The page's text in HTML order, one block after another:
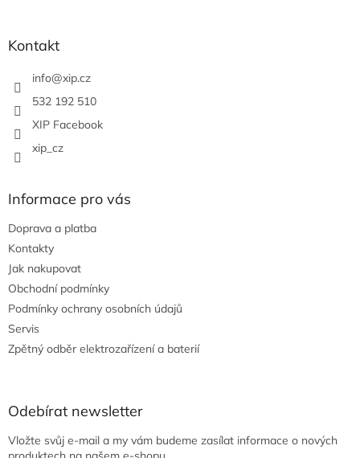
Kontakt
info@xip.cz
532 192 510
XIP Facebook
xip_cz
Informace pro vás
Doprava a platba
Kontakty
Jak nakupovat
Obchodní podmínky
Podmínky ochrany osobních údajů
Servis
Zpětný odběr elektrozařízení a baterií
Odebírat newsletter
Vložte svůj e-mail a my vám budeme zasílat informace o nových